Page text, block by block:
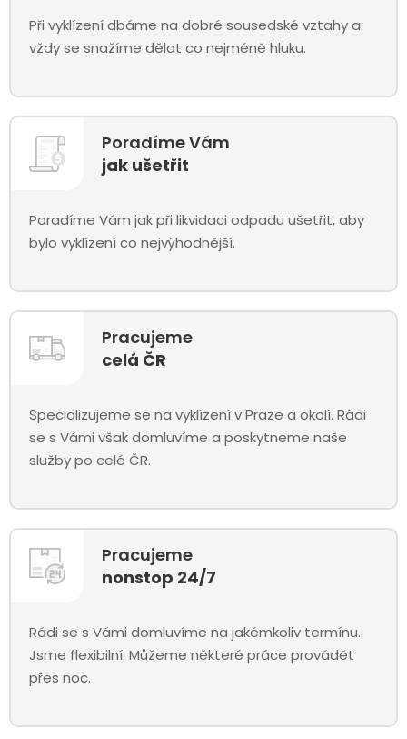
Při vyklízení dbáme na dobré sousedské vztahy a
vždy se snažíme dělat co nejméně hluku.
Poradíme Vám
jak ušetřit
Poradíme Vám jak při likvidaci odpadu ušetřit, aby
bylo vyklízení co nejvýhodnější.
Pracujeme
celá ČR
Specializujeme se na vyklízení v Praze a okolí. Rádi
se s Vámi však domluvíme a poskytneme naše
služby po celé ČR.
Pracujeme
nonstop 24/7
Rádi se s Vámi domluvíme na jakémkoliv termínu.
Jsme flexibilní. Můžeme některé práce provádět
přes noc.